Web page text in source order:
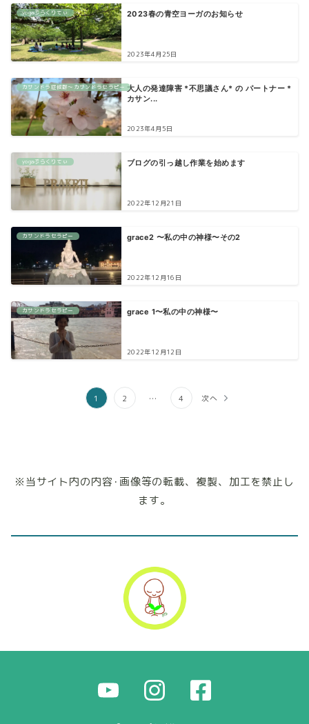
yogaぷらくりてぃ 2023春の青空ヨーガのお知らせ
2023年4月25日
カサンドラ症候群〜カサンドラセラピー 大人の発達障害 *不思議さん* の パートナー *
カサン...
2023年4月5日
yogaぷらくりてぃ ブログの引っ越し作業を始めます
2022年12月21日
カサンドラセラピー grace2 〜私の中の神様〜その2
2022年12月16日
カサンドラセラピー grace 1〜私の中の神様〜
2022年12月12日
1 2 … 4 次へ
※当サイト内の内容･画像等の転載、複製、加工を禁止し
ます。